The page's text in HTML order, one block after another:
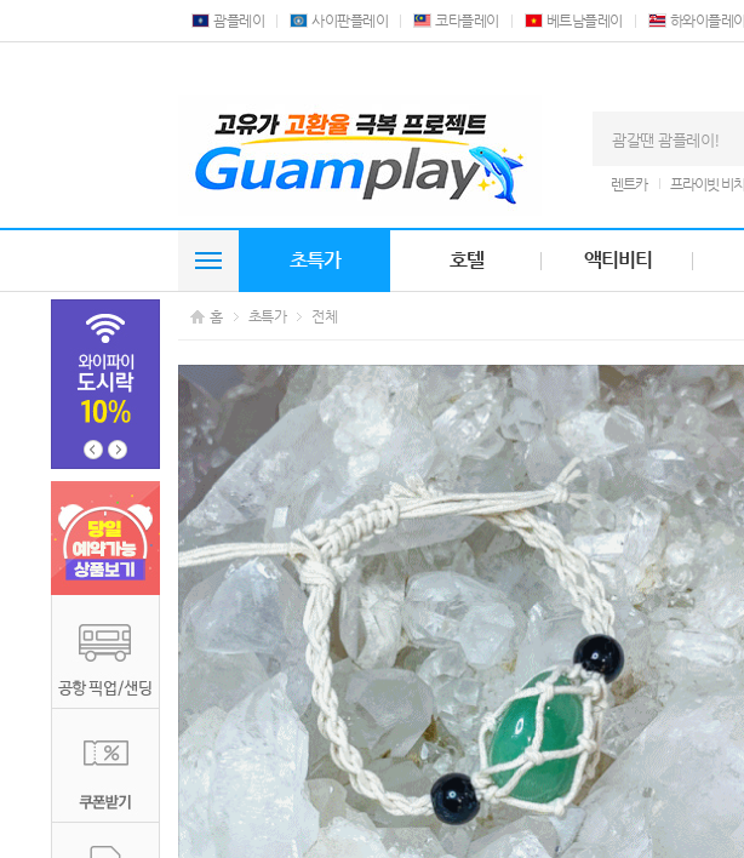
괌플레이 사이판플레이 코타플레이 베트남플레이 하와이플레이
렌트카 프라이빗 비치
제트 스키
괌플라자
초특가 호텔 액티비티
홈 초특가 전체